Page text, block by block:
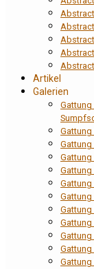
Artikel
Galerien
Gattung
Gattung
Gattung
Gattung
Gattung
Gattung